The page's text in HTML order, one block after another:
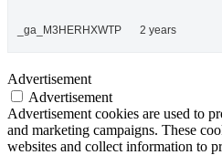
_ga_M3HERHXWTP 2 years
Advertisement
Advertisement
Advertisement cookies are used to
and marketing campaigns. These
websites and collect information to